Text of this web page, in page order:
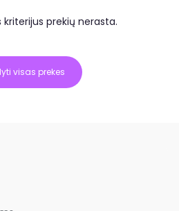
kriterijus prekių nerasta.
visas prekes